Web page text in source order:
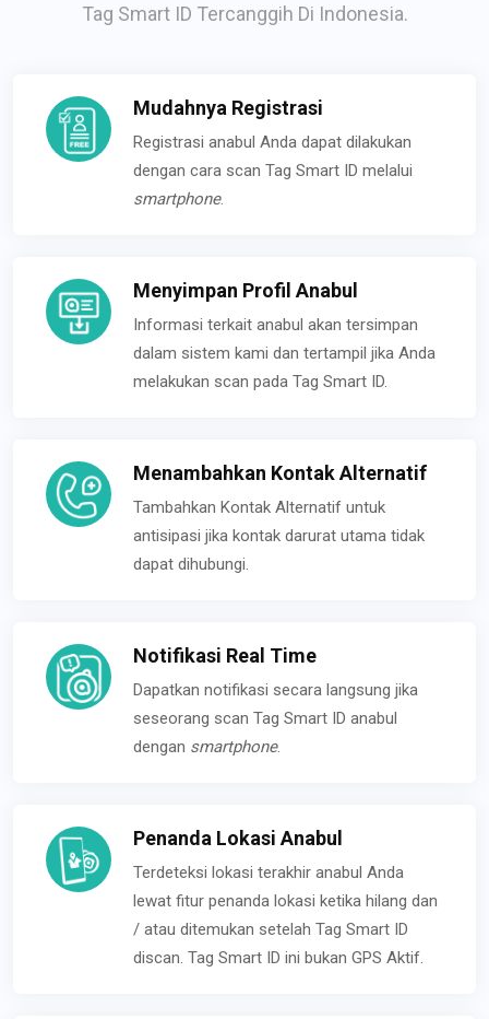
Tag Smart ID Tercanggih Di Indonesia.
Mudahnya Registrasi
Registrasi anabul Anda dapat dilakukan
dengan cara scan Tag Smart ID melalui
smartphone.
Menyimpan Profil Anabul
Informasi terkait anabul akan tersimpan
dalam sistem kami dan tertampil jika Anda
melakukan scan pada Tag Smart ID.
Menambahkan Kontak Alternatif
Tambahkan Kontak Alternatif untuk
antisipasi jika kontak darurat utama tidak
dapat dihubungi.
Notifikasi Real Time
Dapatkan notifikasi secara langsung jika
seseorang scan Tag Smart ID anabul
dengan smartphone.
Penanda Lokasi Anabul
Terdeteksi lokasi terakhir anabul Anda
lewat fitur penanda lokasi ketika hilang dan
/ atau ditemukan setelah Tag Smart ID
discan. Tag Smart ID ini bukan GPS Aktif.